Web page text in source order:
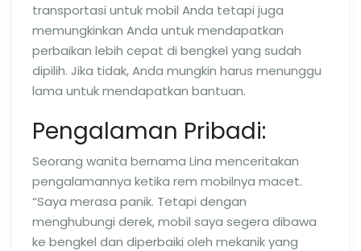
transportasi untuk mobil Anda tetapi juga
memungkinkan Anda untuk mendapatkan
perbaikan lebih cepat di bengkel yang sudah
dipilih. Jika tidak, Anda mungkin harus menunggu
lama untuk mendapatkan bantuan.
Pengalaman Pribadi:
Seorang wanita bernama Lina menceritakan
pengalamannya ketika rem mobilnya macet.
“Saya merasa panik. Tetapi dengan
menghubungi derek, mobil saya segera dibawa
ke bengkel dan diperbaiki oleh mekanik yang